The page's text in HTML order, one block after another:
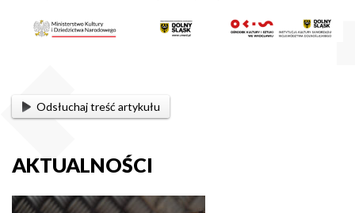
Odsłuchaj treść artykułu
AKTUALNOŚCI